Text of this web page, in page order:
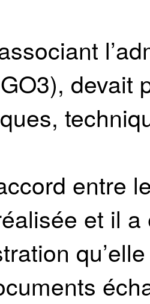
devait
entre
et il